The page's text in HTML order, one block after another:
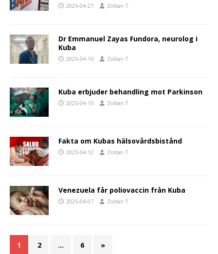
2025-04-27 Zoltan T
Dr Emmanuel Zayas Fundora, neurolog i
Kuba
2025-04-16 Zoltan T
Kuba erbjuder behandling mot Parkinson
2025-04-15 Zoltan T
Fakta om Kubas hälsovårdsbistånd
2025-04-12 Zoltan T
Venezuela får poliovaccin från Kuba
2025-04-07 Zoltan T
1 2 … 6 »